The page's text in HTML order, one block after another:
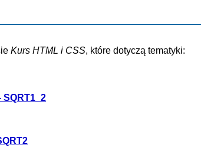
Kurs HTML i CSS, które dotyczą tematyki:
SQRT1_2